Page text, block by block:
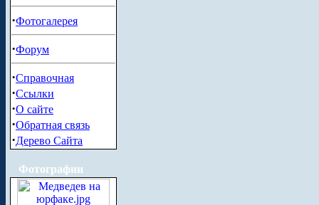
·Фотогалерея
·Форум
·Справочная
·Ссылки
·О сайте
·Обратная связь
·Дерево Сайта
Фотографии